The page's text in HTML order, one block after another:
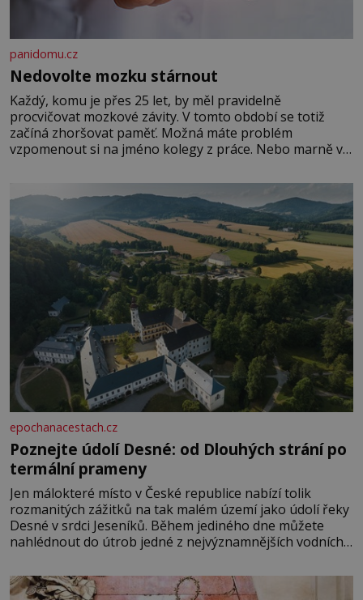
panidomu.cz
Nedovolte mozku stárnout
Každý, komu je přes 25 let, by měl pravidelně
procvičovat mozkové závity. V tomto období se totiž
začíná zhoršovat paměť. Možná máte problém
vzpomenout si na jméno kolegy z práce. Nebo marně v
Je to opravdu tak, s věkem jako kdyby se paměť
rozhodla stávkovat. Cvičte
epochanacestach.cz
Poznejte údolí Desné: od Dlouhých strání po
termální prameny
Jen málokteré místo v České republice nabízí tolik
rozmanitých zážitků na tak malém území jako údolí řeky
Desné v srdci Jeseníků. Během jediného dne můžete
nahlédnout do útrob jedné z nejvýznamnějších vodních
se na koloběžce a den zakončit poznáváním památek ve
Velkých Losinách nebo v termálním